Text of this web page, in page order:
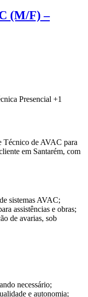
(M/F) –
Presencial +1
Técnico de AVAC para
em Santarém, com
sistemas AVAC;
assistências e obras;
de avarias, sob
necessário;
e autonomia;